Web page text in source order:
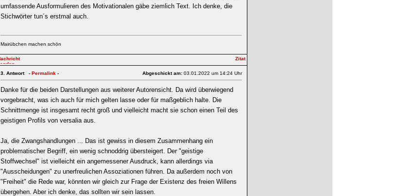
umfassende Ausformulieren des Motivationalen gäbe ziemlich Text. Ich denke, die
Stichwörter tun´s erstmal auch.
Mairübchen machen schön
3. Antwort - Permalink - Abgeschickt am: 03.01.2022 um 14:24 Uhr
Danke für die beiden Darstellungen aus weiterer Autorensicht. Da wird überwiegend
vorgebracht, was ich auch für mich gelten lasse oder für maßgeblich halte. Die
Schnittmenge ist insgesamt recht groß und vielleicht macht sie schon einen Teil des
geistigen Profils von versalia aus.
Ja, die Zwangshandlungen ... Das ist gewiss in diesem Zusammenhang ein
problematischer Begriff, ein wenig schnoddrig übersteigert. Der "geistige
Stoffwechsel" ist vielleicht ein angemessener Ausdruck, kann allerdings via
"Ausscheidungen" zu unerfreulichen Assoziationen führen. Da außerdem noch von
"Freiheit" die Rede war, könnten wir gleich zur Frage der Existenz des freien Willens
übergehen. Aber ich denke, das sollten wir sein lassen.